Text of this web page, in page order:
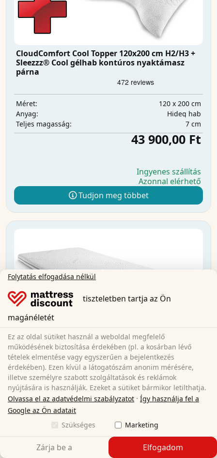
CloudComfort Cool Topper 120x200 cm H2/H3 +
Sleezzz® Cool gélhab kontúros nyaktámasz
párna
Méret:
120 x 200 cm
Anyag:
Hideg hab
Teljes magasság:
7 cm
43 900,00 Ft
Ingyenes szállítás
Azonnal elérhető
Tudjon meg többet
Supportho Premium topper 80x200 cm H3 +
CloudComfort Basic gélpehely párna 40x80 cm
Folytatás elfogadása nélkül
tiszteletben tartja az Ön
magánéletét
Ez az oldal sütiket használ a weboldal megfelelő
működésének biztosítása érdekében (pl. a kosárban lévő
tételek elmentése vagy egyszerűen a bejelentkezés
érdekében). Ezen kívül a látogatószám anonim mérésére,
illetve személyre szabott szolgáltatások és reklámok
nyújtására is használják. Ezeket a sütiket bármikor letilthatja.
Olvassa el az adatvédelmi szabályzatot · Így használja fel a
Google az Ön adatait
Szükséges
Marketing
Zárja be a Elfogadom